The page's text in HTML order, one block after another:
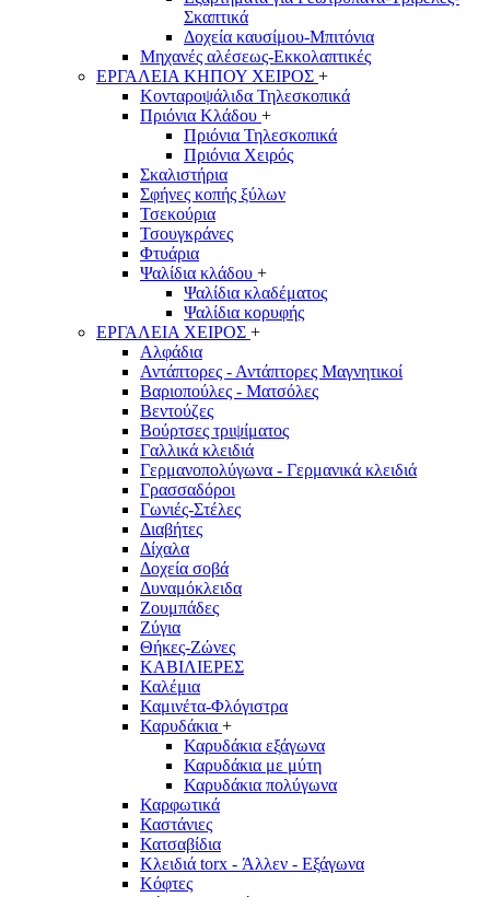
Σκαπτικά
Δοχεία καυσίμου-Μπιτόνια
Μηχανές αλέσεως-Εκκολαπτικές
ΕΡΓΑΛΕΙΑ ΚΗΠΟΥ ΧΕΙΡΟΣ +
Κονταροψάλιδα Τηλεσκοπικά
Πριόνια Κλάδου +
Πριόνια Τηλεσκοπικά
Πριόνια Χειρός
Σκαλιστήρια
Σφήνες κοπής ξύλων
Τσεκούρια
Τσουγκράνες
Φτυάρια
Ψαλίδια κλάδου +
Ψαλίδια κλαδέματος
Ψαλίδια κορυφής
ΕΡΓΑΛΕΙΑ ΧΕΙΡΟΣ +
Αλφάδια
Αντάπτορες - Αντάπτορες Μαγνητικοί
Βαριοπούλες - Ματσόλες
Βεντούζες
Βούρτσες τριψίματος
Γαλλικά κλειδιά
Γερμανοπολύγωνα - Γερμανικά κλειδιά
Γρασσαδόροι
Γωνιές-Στέλες
Διαβήτες
Δίχαλα
Δοχεία σοβά
Δυναμόκλειδα
Ζουμπάδες
Ζύγια
Θήκες-Ζώνες
ΚΑΒΙΛΙΕΡΕΣ
Καλέμια
Καμινέτα-Φλόγιστρα
Καρυδάκια +
Καρυδάκια εξάγωνα
Καρυδάκια με μύτη
Καρυδάκια πολύγωνα
Καρφωτικά
Καστάνιες
Κατσαβίδια
Κλειδιά torx - Άλλεν - Εξάγωνα
Κόφτες